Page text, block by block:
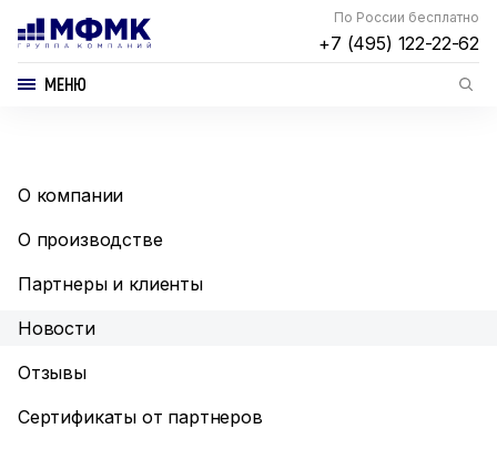
По России бесплатно
+7 (495) 122-22-62
МЕНЮ
О компании
О производстве
Партнеры и клиенты
Новости
Отзывы
Сертификаты от партнеров